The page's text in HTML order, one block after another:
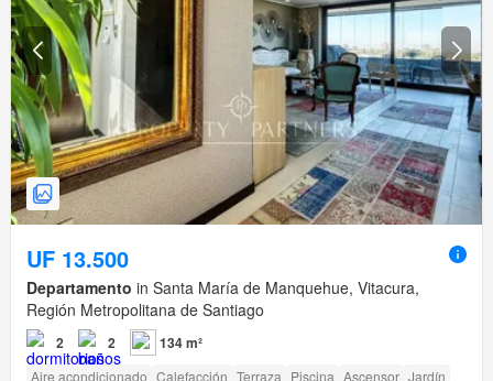
UF 13.500
Departamento in Santa María de Manquehue, Vitacura,
Región Metropolitana de Santiago
2 2 134 m²
Aire acondicionado Calefacción Terraza Piscina Ascensor Jardín